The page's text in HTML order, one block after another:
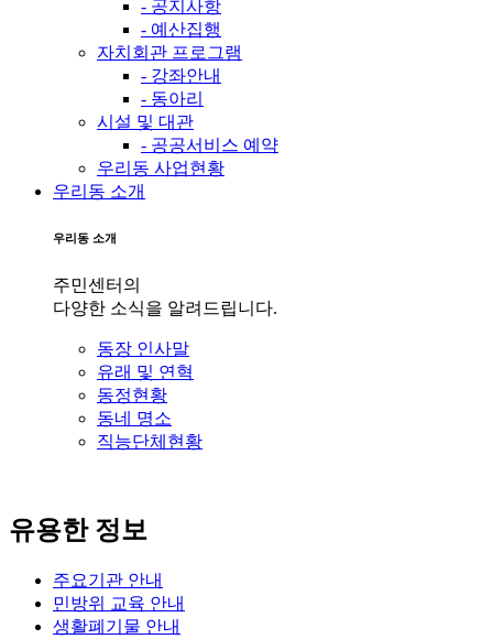
- 공지사항
- 예산집행
자치회관 프로그램
- 강좌안내
- 동아리
시설 및 대관
- 공공서비스 예약
우리동 사업현황
우리동 소개
우리동 소개
주민센터의
다양한 소식을 알려드립니다.
동장 인사말
유래 및 연혁
동정현황
동네 명소
직능단체현황
유용한 정보
주요기관 안내
민방위 교육 안내
생활폐기물 안내